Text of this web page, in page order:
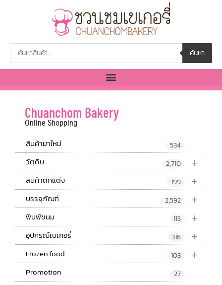
ค้นหา
Chuanchom Bakery
Online Shopping
สินค้ามาใหม่ 534
+
วัตุดิบ 2,710
+
สินค้าตกแต่ง 199
+
บรรจุภัณฑ์ 2,592
+
พิมพ์ขนม 115
+
อุปกรณ์เบเกอรี่ 316
+
Frozen food 103
Promotion 27